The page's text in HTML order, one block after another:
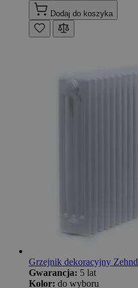
Dodaj do koszyka
Grzejnik dekoracyjny
Gwarancja: 5 lat
Kolor: do wyboru